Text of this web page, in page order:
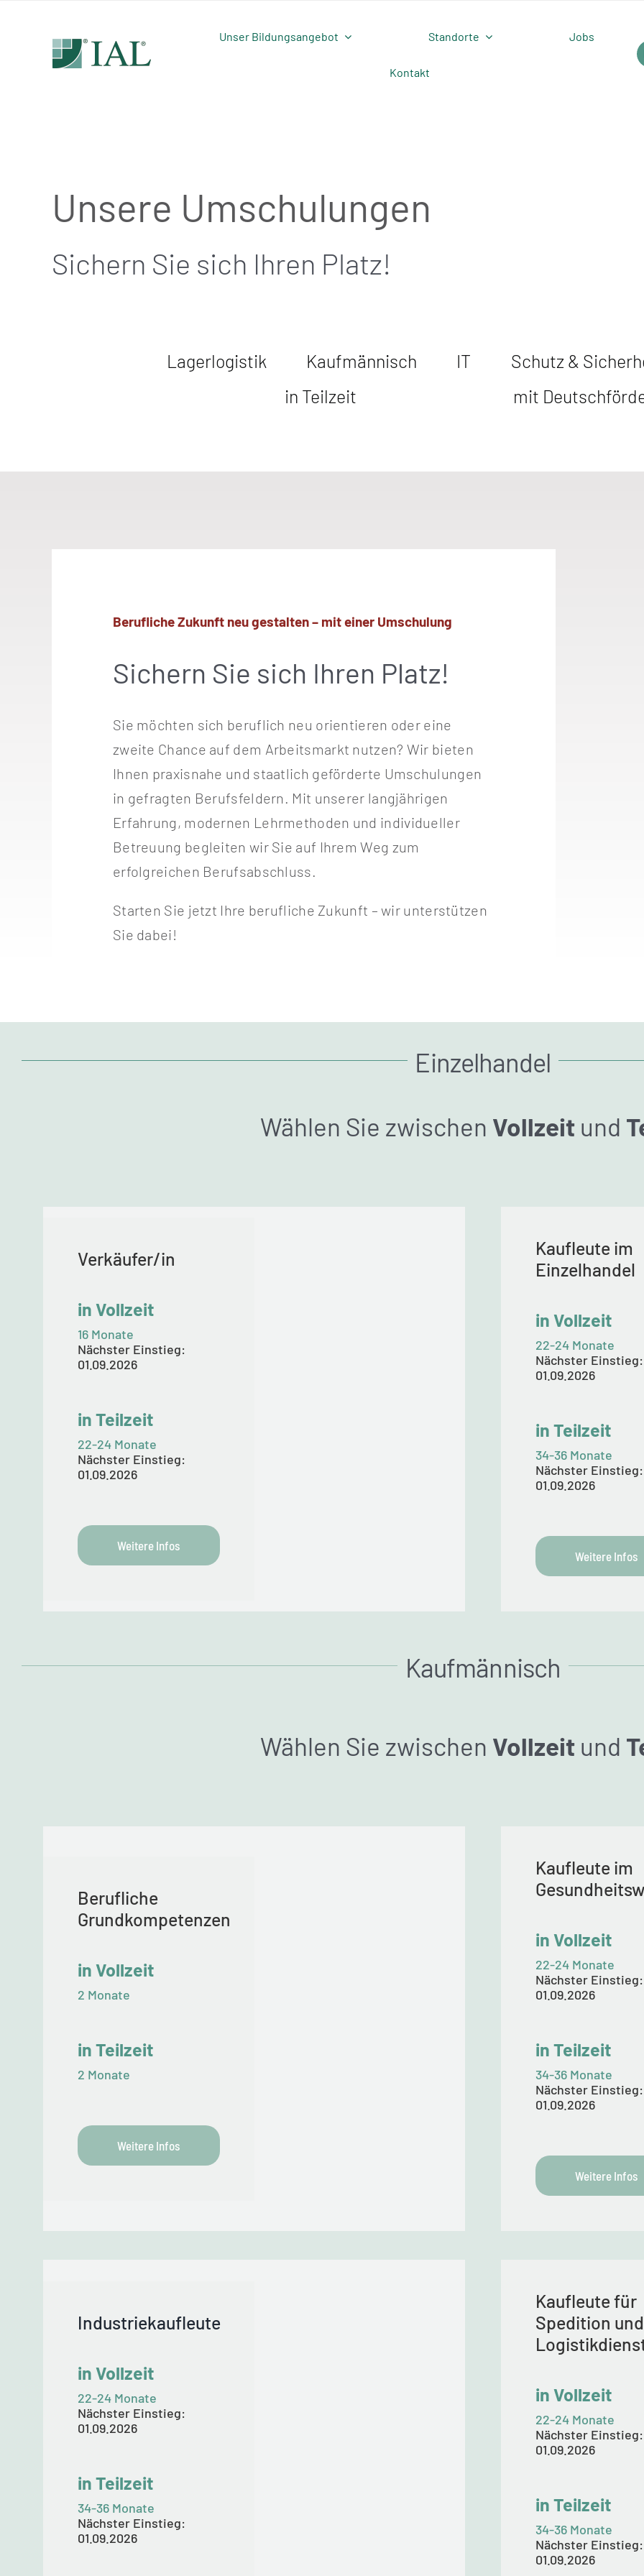
Unser Bildungsangebot Standorte Jobs
Kontakt
Unsere Umschulungen
Sichern Sie sich Ihren Platz!
Lagerlogistik Kaufmännisch IT Schutz &
in Teilzeit
mit
Berufliche Zukunft neu gestalten – mit einer Umschulung
Sichern Sie sich Ihren Platz!
Sie möchten sich beruflich neu orientieren oder eine
zweite Chance auf dem Arbeitsmarkt nutzen? Wir bieten
Ihnen praxisnahe und staatlich geförderte Umschulungen
in gefragten Berufsfeldern. Mit unserer langjährigen
Erfahrung, modernen Lehrmethoden und individueller
Betreuung begleiten wir Sie auf Ihrem Weg zum
erfolgreichen Berufsabschluss.
Starten Sie jetzt Ihre berufliche Zukunft – wir unterstützen
Sie dabei!
Einzelhandel
Wählen Sie zwischen Vollzeit und
Verkäufer/in
in Vollzeit
16 Monate
Nächster Einstieg:
01.09.2026
in Teilzeit
22-24 Monate
Nächster Einstieg:
01.09.2026
Weitere Infos
Kaufleute im
Einzelhandel
in Vollzeit
22-24 Monate
Nächster Einstieg:
01.09.2026
in Teilzeit
34-36 Monate
Nächster Einstieg:
01.09.2026
Weitere Infos
Kaufmännisch
Wählen Sie zwischen Vollzeit und
Berufliche
Grundkompetenzen
in Vollzeit
2 Monate
in Teilzeit
2 Monate
Weitere Infos
Kaufleute im
in Vollzeit
22-24 Monate
Nächster Einstieg:
01.09.2026
in Teilzeit
34-36 Monate
Nächster Einstieg:
01.09.2026
Weitere Infos
Industriekaufleute
in Vollzeit
22-24 Monate
Nächster Einstieg:
01.09.2026
in Teilzeit
34-36 Monate
Nächster Einstieg:
01.09.2026
Kaufleute für
Spedition und
in Vollzeit
22-24 Monate
Nächster Einstieg:
01.09.2026
in Teilzeit
34-36 Monate
Nächster Einstieg:
01.09.2026